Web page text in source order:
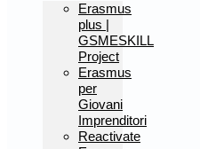
Erasmus
plus |
GSMESKILL
Project
Erasmus
per
Giovani
Imprenditori
Reactivate